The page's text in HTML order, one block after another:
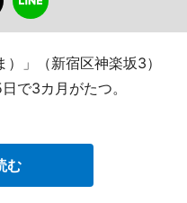
」（新宿区神楽坂3）
で3カ月がたつ。
む